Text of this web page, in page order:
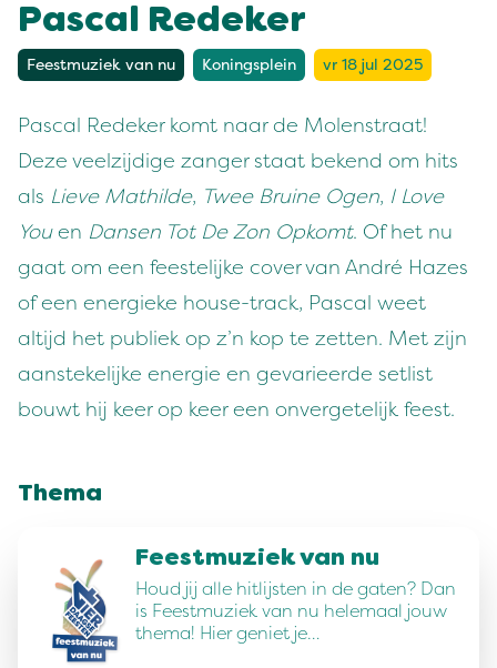
Pascal Redeker
Feestmuziek van nu Koningsplein vr 18 jul 2025
Pascal Redeker komt naar de Molenstraat!
Deze veelzijdige zanger staat bekend om hits
als Lieve Mathilde, Twee Bruine Ogen, I Love
Youen Dansen Tot De Zon Opkomt. Of het nu
gaat om een feestelijke cover van André Hazes
of een energieke house-track, Pascal weet
altijd het publiek op z’n kop te zetten. Met zijn
aanstekelijke energie en gevarieerde setlist
bouwt hij keer op keer een onvergetelijk feest.
Thema
Feestmuziek van nu
Houd jij alle hitlijsten in de gaten? Dan
is Feestmuziek van nu helemaal jouw
thema! Hier geniet je…